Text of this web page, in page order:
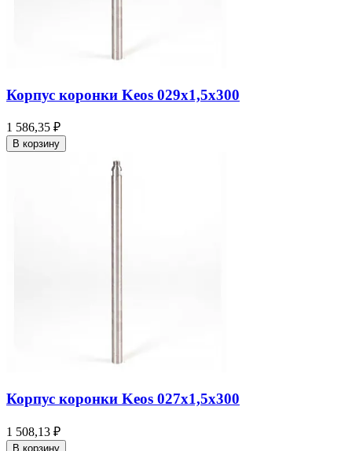
Корпус коронки Keos 029x1,5x300
1 586,35 ₽
В корзину
Корпус коронки Keos 027x1,5x300
1 508,13 ₽
В корзину